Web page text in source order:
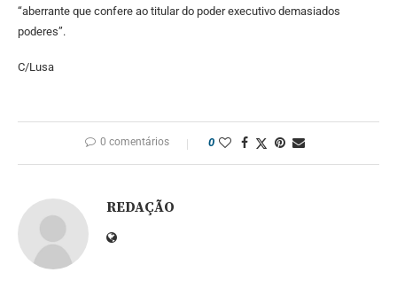
“aberrante que confere ao titular do poder executivo demasiados
poderes”.
C/Lusa
0 comentários 0
REDAÇÃO